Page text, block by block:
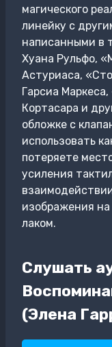
магического
линейку с
написанными в
Хуана Рульфо,
Астуриаса,
Гарсиа
Кортасара и
обложке с
использовать
потеряете
усиления
изображения
лаком.
Слушать
(Элена